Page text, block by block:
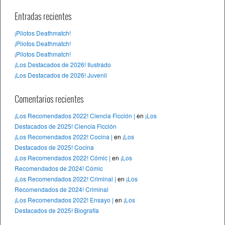
Entradas recientes
¡Pilotos Deathmatch!
¡Pilotos Deathmatch!
¡Pilotos Deathmatch!
¡Los Destacados de 2026! Ilustrado
¡Los Destacados de 2026! Juvenil
Comentarios recientes
¡Los Recomendados 2022! Ciencia Ficción | en ¡Los
Destacados de 2025! Ciencia Ficción
¡Los Recomendados 2022! Cocina | en ¡Los
Destacados de 2025! Cocina
¡Los Recomendados 2022! Cómic | en ¡Los
Recomendados de 2024! Cómic
¡Los Recomendados 2022! Criminal | en ¡Los
Recomendados de 2024! Criminal
¡Los Recomendados 2022! Ensayo | en ¡Los
Destacados de 2025! Biografía